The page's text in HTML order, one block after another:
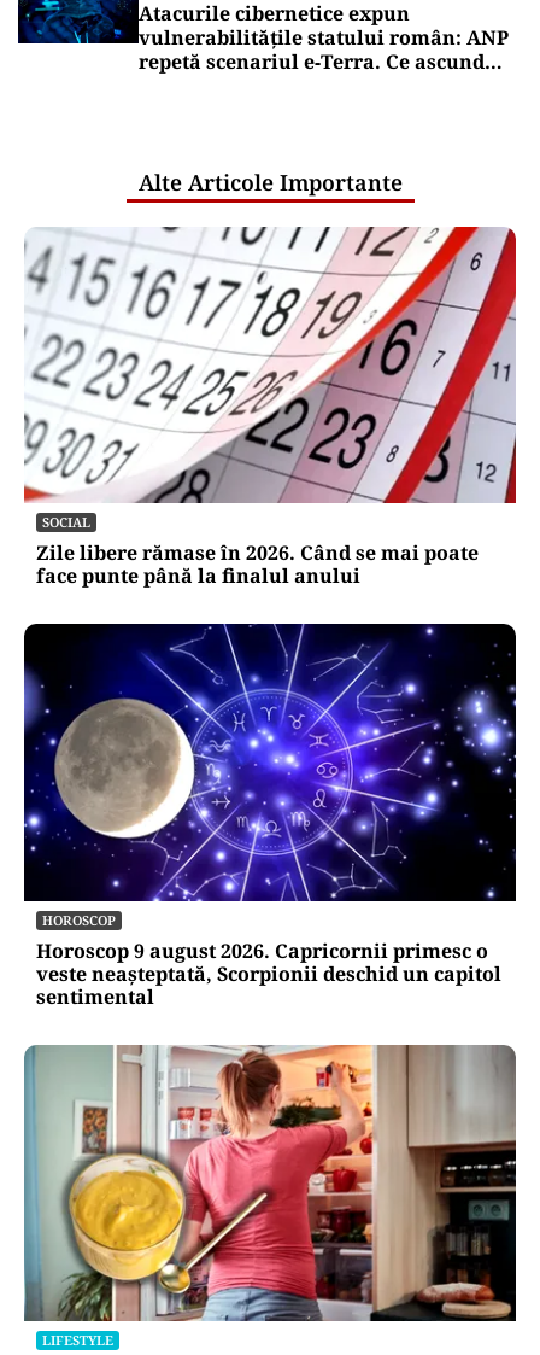
Atacurile cibernetice expun
vulnerabilitățile statului român: ANP
repetă scenariul e‑Terra. Ce ascund
Alte Articole Importante
SOCIAL
Zile libere rămase în 2026. Când se mai poate
face punte până la finalul anului
HOROSCOP
Horoscop 9 august 2026. Capricornii primesc o
veste neașteptată, Scorpionii deschid un capitol
sentimental
LIFESTYLE